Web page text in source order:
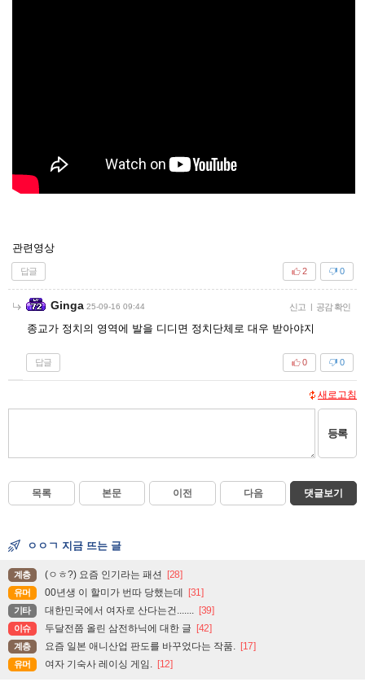
관련영상
답글 0
2
Ginga 25-09-16 09:44 신고 | 공감 확인
종교가 정치의 영역에 발을 디디면 정치단체로 대우 받아야지
답글 0
0
새로고침
등록
목록 본문 이전 다음 댓글보기
ㅇㅇㄱ 지금 뜨는 글
계층 (ㅇㅎ?) 요즘 인기라는 패션 [28]
유머 00년생 이 할미가 번따 당했는데 [31]
기타 대한민국에서 여자로 산다는건....... [39]
이슈 두달전쯤 올린 삼전하닉에 대한 글 [42]
계층 요즘 일본 애니산업 판도를 바꾸었다는 작품. [17]
유머 여자 기숙사 레이싱 게임. [12]